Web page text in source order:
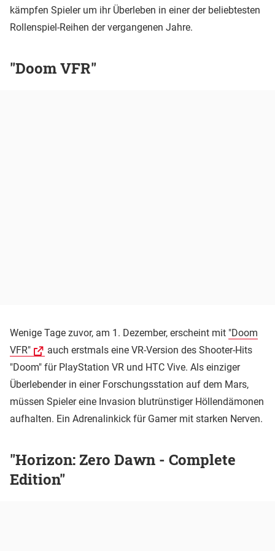
kämpfen Spieler um ihr Überleben in einer der beliebtesten
Rollenspiel-Reihen der vergangenen Jahre.
"Doom VFR"
Wenige Tage zuvor, am 1. Dezember, erscheint mit "Doom
VFR"
auch erstmals eine VR-Version des Shooter-Hits
"Doom" für PlayStation VR und HTC Vive. Als einziger
Überlebender in einer Forschungsstation auf dem Mars,
müssen Spieler eine Invasion blutrünstiger Höllendämonen
aufhalten. Ein Adrenalinkick für Gamer mit starken Nerven.
"Horizon: Zero Dawn - Complete
Edition"